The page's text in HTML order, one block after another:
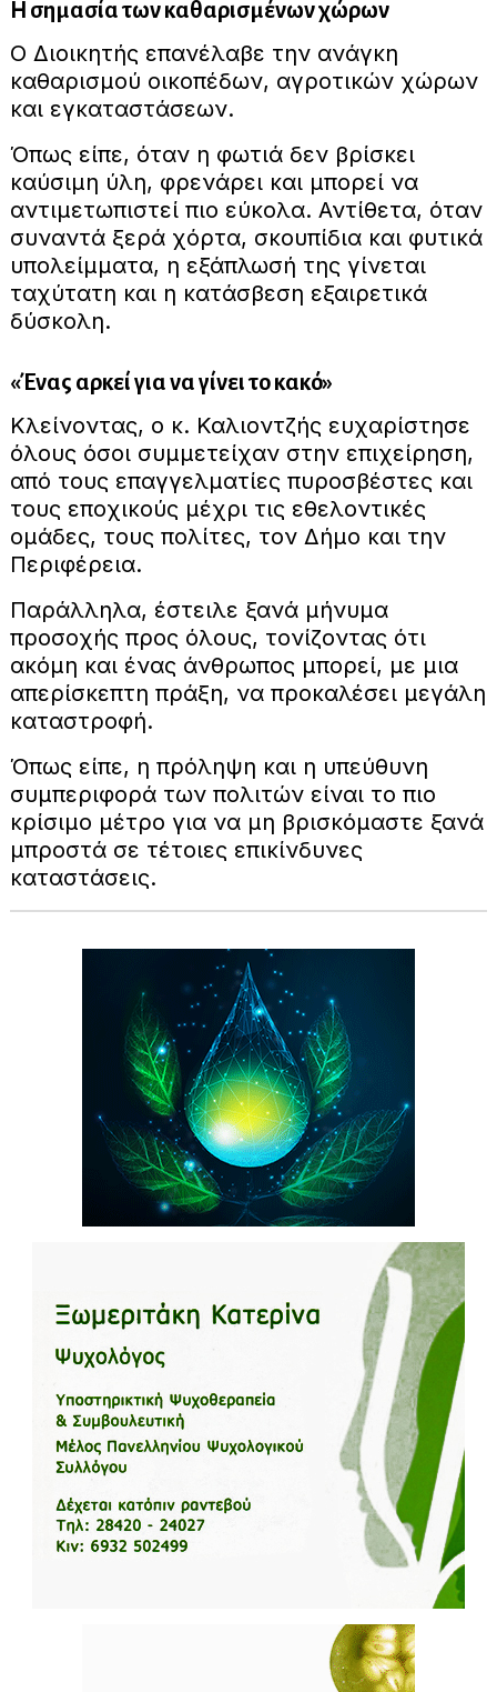
Η σημασία των καθαρισμένων χώρων
Ο Διοικητής επανέλαβε την ανάγκη
καθαρισμού οικοπέδων, αγροτικών χώρων
και εγκαταστάσεων.
Όπως είπε, όταν η φωτιά δεν βρίσκει
καύσιμη ύλη, φρενάρει και μπορεί να
αντιμετωπιστεί πιο εύκολα. Αντίθετα, όταν
συναντά ξερά χόρτα, σκουπίδια και φυτικά
υπολείμματα, η εξάπλωσή της γίνεται
ταχύτατη και η κατάσβεση εξαιρετικά
δύσκολη.
«Ένας αρκεί για να γίνει το κακό»
Κλείνοντας, ο κ. Καλιοντζής ευχαρίστησε
όλους όσοι συμμετείχαν στην επιχείρηση,
από τους επαγγελματίες πυροσβέστες και
τους εποχικούς μέχρι τις εθελοντικές
ομάδες, τους πολίτες, τον Δήμο και την
Περιφέρεια.
Παράλληλα, έστειλε ξανά μήνυμα
προσοχής προς όλους, τονίζοντας ότι
ακόμη και ένας άνθρωπος μπορεί, με μια
απερίσκεπτη πράξη, να προκαλέσει μεγάλη
καταστροφή.
Όπως είπε, η πρόληψη και η υπεύθυνη
συμπεριφορά των πολιτών είναι το πιο
κρίσιμο μέτρο για να μη βρισκόμαστε ξανά
μπροστά σε τέτοιες επικίνδυνες
καταστάσεις.